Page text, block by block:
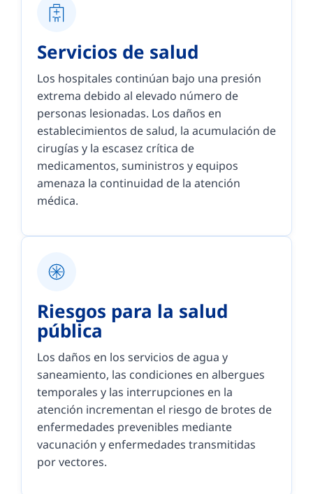
Servicios de salud
Los hospitales continúan bajo una presión
extrema debido al elevado número de
personas lesionadas. Los daños en
establecimientos de salud, la acumulación de
cirugías y la escasez crítica de
medicamentos, suministros y equipos
amenaza la continuidad de la atención
médica.
Riesgos para la salud
pública
Los daños en los servicios de agua y
saneamiento, las condiciones en albergues
temporales y las interrupciones en la
atención incrementan el riesgo de brotes de
enfermedades prevenibles mediante
vacunación y enfermedades transmitidas
por vectores.